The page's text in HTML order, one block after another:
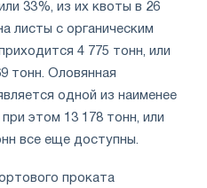
33%, из их квоты в 26
листы с органическим
4 775 тонн, или
тонн. Оловянная
одной из наименее
этом 13 178 тонн, или
все еще доступны.
проката